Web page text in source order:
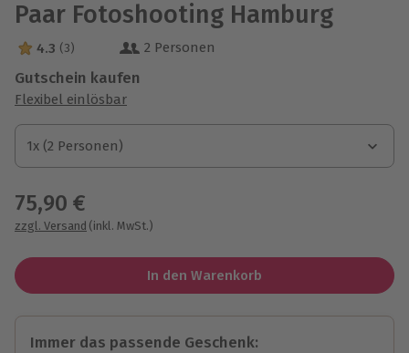
Paar Fotoshooting Hamburg
4.3 Sterne von 5 aus 3 Bewertungen
4.3 (3) 2 Personen
Gutschein kaufen
Flexibel einlösbar
1x (2 Personen)
1x (2 Personen)
1x (2 Personen)
75,90 €
zzgl. Versand (inkl. MwSt.)
In den Warenkorb
Immer das passende Geschenk: